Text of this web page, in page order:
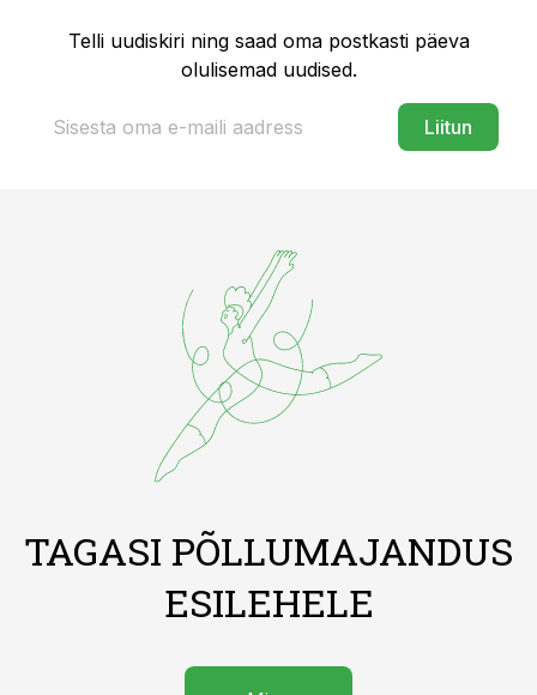
Telli uudiskiri ning saad oma postkasti päeva
olulisemad uudised.
Liitun
TAGASI PÕLLUMAJANDUS
ESILEHELE